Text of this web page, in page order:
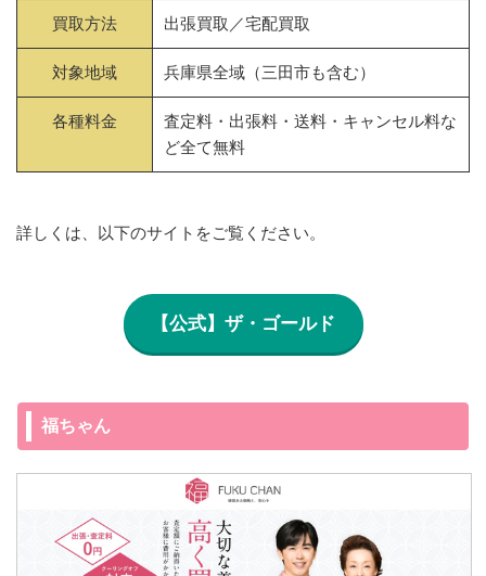
買取方法 出張買取／宅配買取
対象地域 兵庫県全域（三田市も含む）
各種料金
査定料・出張料・送料・キャンセル料な
ど全て無料
詳しくは、以下のサイトをご覧ください。
【公式】ザ・ゴールド
福ちゃん